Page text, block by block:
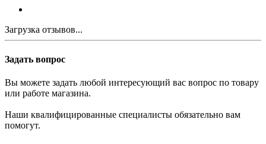
Загрузка отзывов...
Задать вопрос
Вы можете задать любой интересующий вас вопрос по товару
или работе магазина.
Наши квалифицированные специалисты обязательно вам
помогут.